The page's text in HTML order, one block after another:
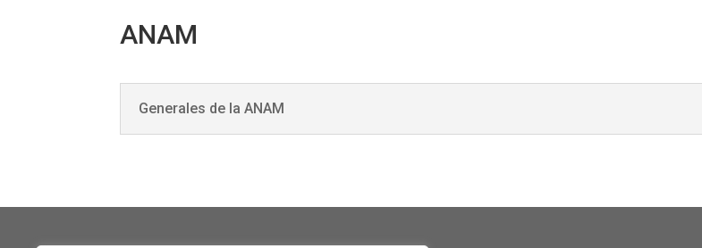
ANAM
Generales de la ANAM